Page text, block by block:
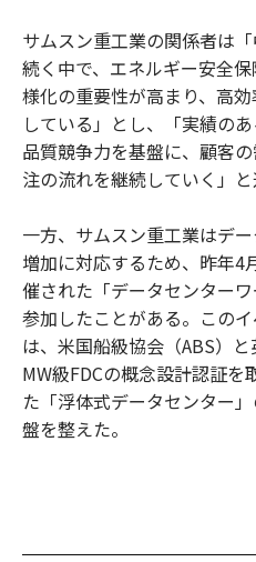
サムスン重工業の関係者は
続く中で、エネルギー安全
様化の重要性が高まり、高
している」とし、「実績の
品質競争力を基盤に、顧客
注の流れを継続していく」と
一方、サムスン重工業はデ
増加に対応するため、昨年4
催された「データセンター
参加したことがある。この
は、米国船級協会（ABS）
MW級FDCの概念設計認証
た「浮体式データセンター
盤を整えた。